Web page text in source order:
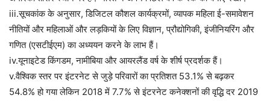
iii.सूचकांक के अनुसार, डिजिटल कौशल कार्यक्रमों, व्यापक महिला ई-समावेशन
नीतियों और महिलाओं और लड़कियों के लिए विज्ञान, प्रौद्योगिकी, इंजीनियरिंग और
गणित (एसटीईएम) का अध्ययन करने के लाभ हैं।
iv.यूनाइटेड किंगडम, नामीबिया और आयरलैंड वर्ष के शीर्ष प्रदर्शक हैं।
v.वैश्विक स्तर पर इंटरनेट से जुड़े परिवारों का प्रतिशत 53.1% से बढ़कर
54.8% हो गया लेकिन 2018 में 7.7% से इंटरनेट कनेक्शनों की वृद्धि दर 2019